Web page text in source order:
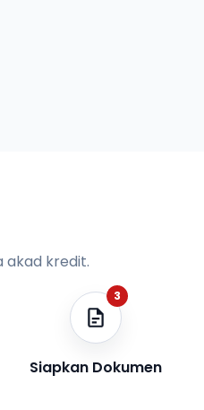
akad kredit.
3
Siapkan Dokumen